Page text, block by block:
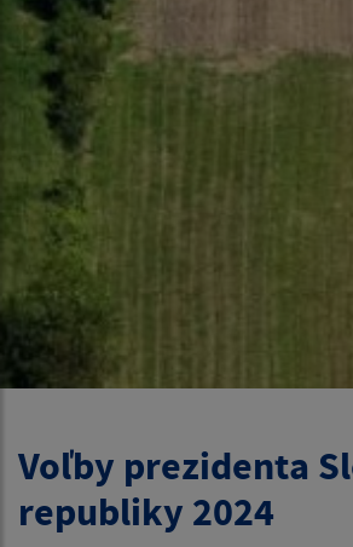
Voľby prezidenta
republiky 2024